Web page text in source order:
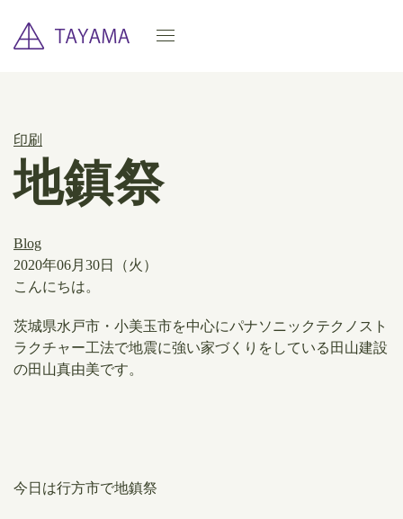
印刷
地鎮祭
Blog
2020年06月30日（火）
こんにちは。
茨城県水戸市・小美玉市を中心にパナソニックテクノスト
ラクチャー工法で地震に強い家づくりをしている田山建設
の田山真由美です。
今日は行方市で地鎮祭